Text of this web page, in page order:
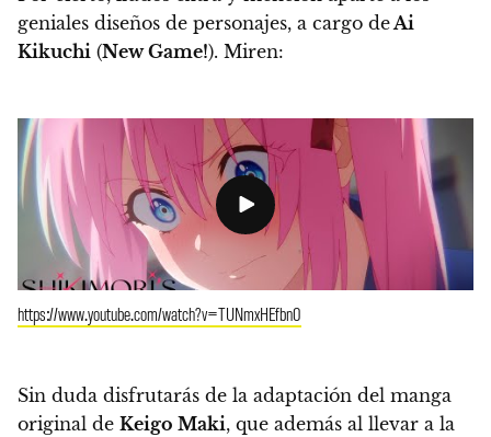
geniales diseños de personajes, a cargo deAi
Kikuchi (New Game!). Miren:
https://www.youtube.com/watch?v=TUNmxHEfbn0
Sin duda disfrutarás de la adaptación del manga
original de Keigo Maki, que además al llevar a la